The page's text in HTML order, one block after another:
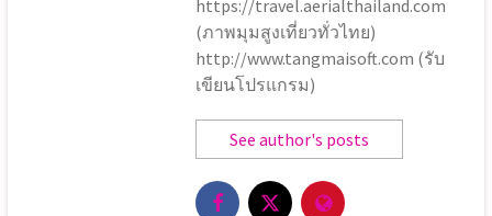
https://travel.aerialthailand.com
(ภาพมุมสูงเที่ยวทั่วไทย)
http://www.tangmaisoft.com (รับ
เขียนโปรแกรม)
See author's posts